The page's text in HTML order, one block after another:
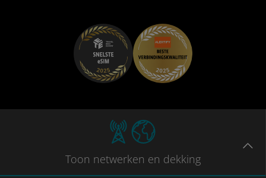
Toon netwerken en dekking